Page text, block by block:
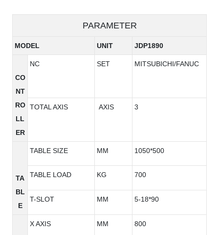
PARAMETER
MODEL UNIT JDP1890
CO
NT
RO
LL
ER
NC SET MITSUBICHI/FANUC
TOTAL AXIS AXIS 3
TA
BL
E
TABLE SIZE MM 1050*500
TABLE LOAD KG 700
T-SLOT MM 5-18*90
X AXIS MM 800